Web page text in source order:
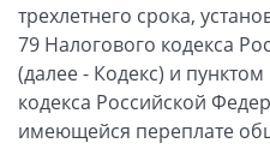
трехлетнего срока,
79 Налогового кодекса
(далее - Кодекс) и
кодекса Российской
имеющейся переплате